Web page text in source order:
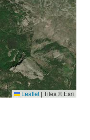
Leaflet | Tiles © Esri